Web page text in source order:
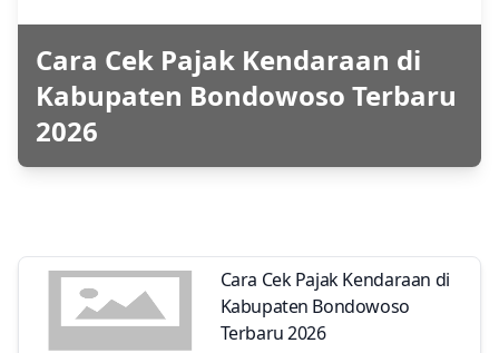
Cara Cek Pajak Kendaraan di
Kabupaten Bondowoso Terbaru
2026
Cara Cek Pajak Kendaraan di
Kabupaten Bondowoso
Terbaru 2026